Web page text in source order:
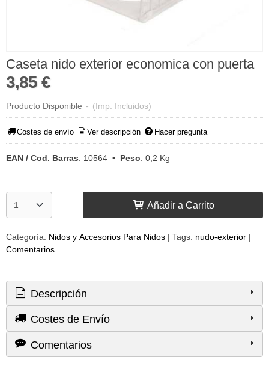
Caseta nido exterior economica con puerta
3,85 €
Producto Disponible - (Imp. Incluidos)
Costes de envío Ver descripción Hacer pregunta
EAN / Cod. Barras: 10564 • Peso: 0,2 Kg
Añadir a Carrito
Categoría: Nidos y Accesorios Para Nidos | Tags: nudo-exterior |
Comentarios
Descripción
Costes de Envío
Comentarios